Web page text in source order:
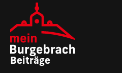
Beiträge